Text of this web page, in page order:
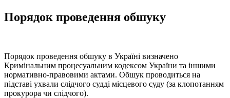
Порядок проведення обшуку
Порядок проведення обшуку в Україні визначено
Кримінальним процесуальним кодексом України та іншими
нормативно-правовими актами. Обшук проводиться на
підставі ухвали слідчого судді місцевого суду (за клопотанням
прокурора чи слідчого).